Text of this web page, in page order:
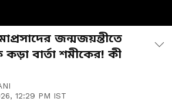
জন্মজয়ন্তীতে
কড়া বার্তা শমীকের! কী
12:29 PM IST